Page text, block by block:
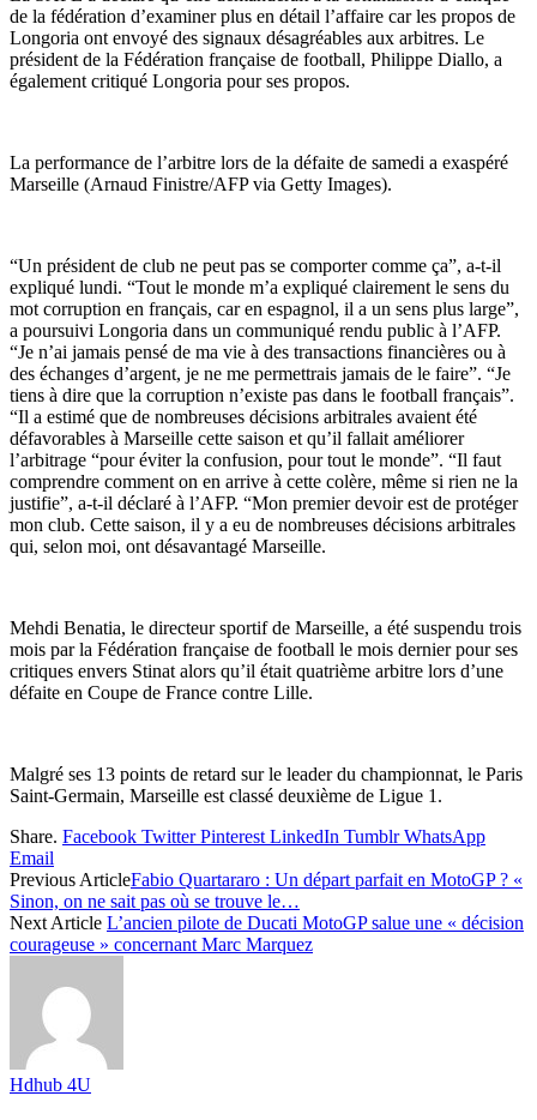
de la fédération d’examiner plus en détail l’affaire car les propos de
Longoria ont envoyé des signaux désagréables aux arbitres. Le
président de la Fédération française de football, Philippe Diallo, a
également critiqué Longoria pour ses propos.
La performance de l’arbitre lors de la défaite de samedi a exaspéré
Marseille (Arnaud Finistre/AFP via Getty Images).
“Un président de club ne peut pas se comporter comme ça”, a-t-il
expliqué lundi. “Tout le monde m’a expliqué clairement le sens du
mot corruption en français, car en espagnol, il a un sens plus large”,
a poursuivi Longoria dans un communiqué rendu public à l’AFP.
“Je n’ai jamais pensé de ma vie à des transactions financières ou à
des échanges d’argent, je ne me permettrais jamais de le faire”. “Je
tiens à dire que la corruption n’existe pas dans le football français”.
“Il a estimé que de nombreuses décisions arbitrales avaient été
défavorables à Marseille cette saison et qu’il fallait améliorer
l’arbitrage “pour éviter la confusion, pour tout le monde”. “Il faut
comprendre comment on en arrive à cette colère, même si rien ne la
justifie”, a-t-il déclaré à l’AFP. “Mon premier devoir est de protéger
mon club. Cette saison, il y a eu de nombreuses décisions arbitrales
qui, selon moi, ont désavantagé Marseille.
Mehdi Benatia, le directeur sportif de Marseille, a été suspendu trois
mois par la Fédération française de football le mois dernier pour ses
critiques envers Stinat alors qu’il était quatrième arbitre lors d’une
défaite en Coupe de France contre Lille.
Malgré ses 13 points de retard sur le leader du championnat, le Paris
Saint-Germain, Marseille est classé deuxième de Ligue 1.
Share. Facebook Twitter Pinterest LinkedIn Tumblr WhatsApp
Email
Previous ArticleFabio Quartararo : Un départ parfait en MotoGP ? «
Sinon, on ne sait pas où se trouve le…
Next Article L’ancien pilote de Ducati MotoGP salue une « décision
courageuse » concernant Marc Marquez
Hdhub 4U